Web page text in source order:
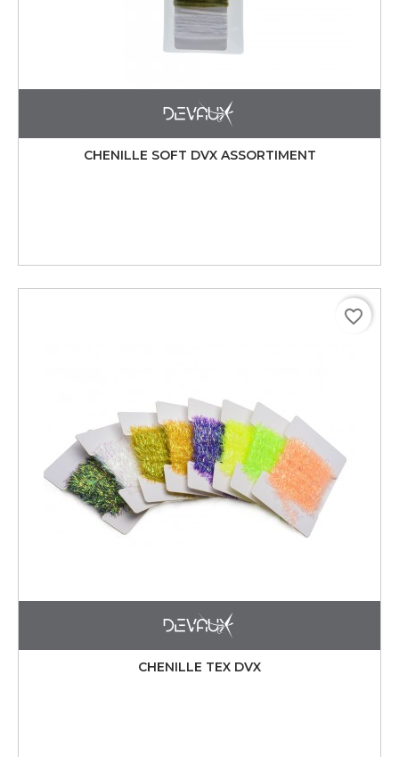
CHENILLE SOFT DVX ASSORTIMENT
CHENILLE TEX DVX
favorite_border